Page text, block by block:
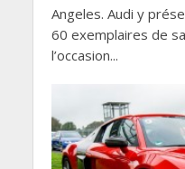
Angeles. Audi y
60 exemplaires de
l’occasion...